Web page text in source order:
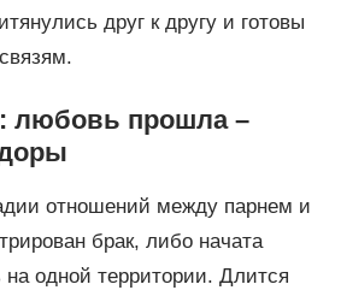
друг к другу и готовы
любовь прошла –
отношений между парнем и
брак, либо начата
одной территории. Длится